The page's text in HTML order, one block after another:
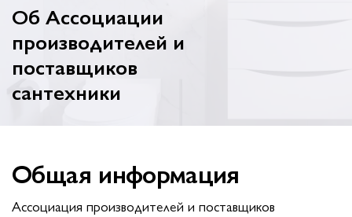
Об Ассоциации
производителей и
поставщиков
сантехники
Общая информация
Ассоциация производителей и поставщиков